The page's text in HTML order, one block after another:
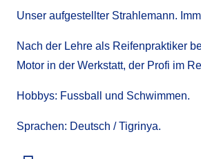
Unser aufgestellter Strahlemann.
Nach der Lehre als Reifenpraktiker
Motor in der Werkstatt, der Profi im
Hobbys: Fussball und Schwimmen.
Sprachen: Deutsch / Tigrinya.